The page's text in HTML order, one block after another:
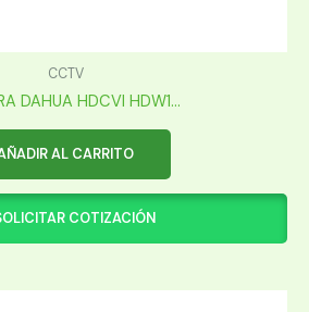
CCTV
DAHUA HDCVI HDW1...
AL CARRITO
COTIZACIÓN